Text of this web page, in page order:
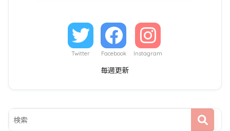
Twitter Facebook Instagram
毎週更新